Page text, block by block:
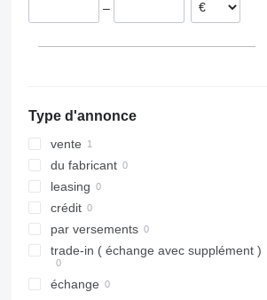
–
Type d'annonce
vente
du fabricant
leasing
crédit
par versements
trade-in ( échange avec supplément )
échange